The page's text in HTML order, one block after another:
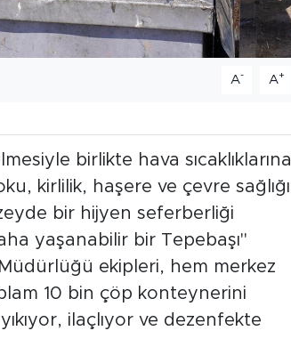
A- A+
birlikte hava sıcaklıklarına
kirlilik, haşere ve çevre sağlığı
bir hijyen seferberliği
yaşanabilir bir Tepebaşı"
ekipleri, hem merkez
10 bin çöp konteynerini
ilaçlıyor ve dezenfekte